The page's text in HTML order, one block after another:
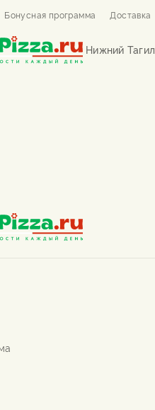
Бонусная программа Доставка
Нижний Тагил